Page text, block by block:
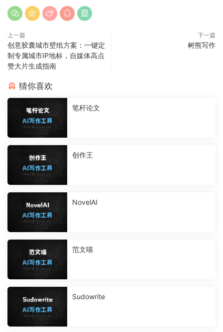
上一篇
创意胶囊城市壁纸方案：一键定
制专属城市IP地标，自媒体高点
赞大片生成指南
下一篇
树熊写作
猜你喜欢
笔杆论文
创作王
NovelAI
范文喵
Sudowrite